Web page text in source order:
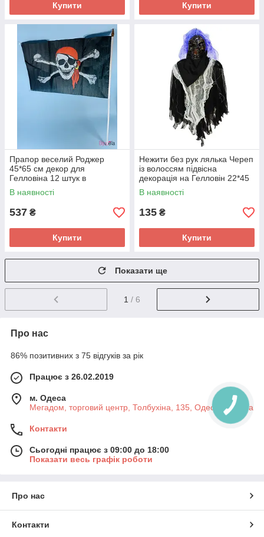
Купити Купити
Прапор веселий Роджер
45*65 см декор для
Гелловіна 12 штук в
пакованні
В наявності
537 ₴
Купити
Нежити без рук лялька Череп
із волоссям підвісна
декорація на Гелловін 22*45
см
В наявності
135 ₴
Купити
Показати ще
1 / 6
Про нас
86% позитивних з 75 відгуків за рік
Працює з 26.02.2019
м. Одеса
Мегадом, торговий центр, Толбухіна, 135, Одеса, Україна
Контакти
Сьогодні працює з 09:00 до 18:00
Показати весь графік роботи
Про нас
Контакти